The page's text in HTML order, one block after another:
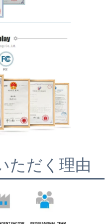
ただく理由